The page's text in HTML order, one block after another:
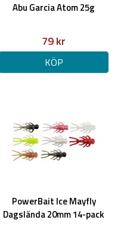
Abu Garcia Atom 25g
79 kr
KÖP
PowerBait Ice Mayfly
Dagslända 20mm 14-pack